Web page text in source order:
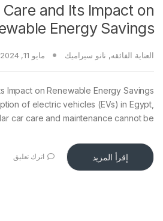
and Its Impact on
Energy Savings
العناية الفائقه, نانو سيراميك مايو 11, 2024
Impact on Renewable Energy Savings
of electric vehicles (EVs) in Egypt,
car care and maintenance cannot be
إقرأ المزيد اترك تعليق